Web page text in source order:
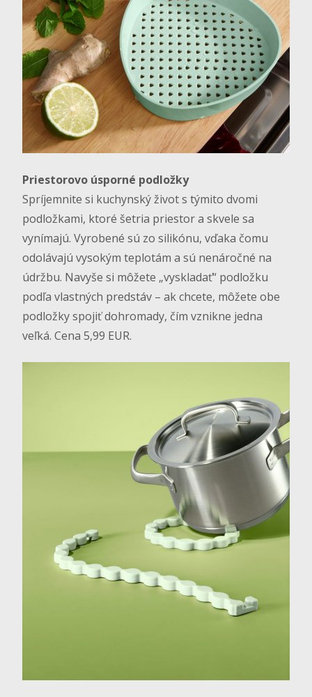
Priestorovo úsporné podložky
Spríjemnite si kuchynský život s týmito dvomi
podložkami, ktoré šetria priestor a skvele sa
vynímajú. Vyrobené sú zo silikónu, vďaka čomu
odolávajú vysokým teplotám a sú nenáročné na
údržbu. Navyše si môžete „vyskladať“ podložku
podľa vlastných predstáv – ak chcete, môžete obe
podložky spojiť dohromady, čím vznikne jedna
veľká. Cena 5,99 EUR.